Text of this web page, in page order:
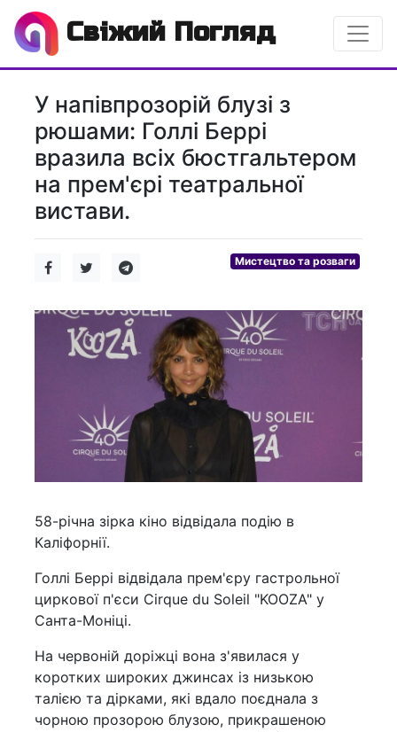
Свіжий Погляд
У напівпрозорій блузі з
рюшами: Голлі Беррі
вразила всіх бюстгальтером
на прем'єрі театральної
вистави.
Мистецтво та розваги
58-річна зірка кіно відвідала подію в
Каліфорнії.
Голлі Беррі відвідала прем'єру гастрольної
циркової п'єси Cirque du Soleil "KOOZA" у
Санта-Моніці.
На червоній доріжці вона з'явилася у
коротких широких джинсах із низькою
талією та дірками, які вдало поєднала з
чорною прозорою блузою, прикрашеною